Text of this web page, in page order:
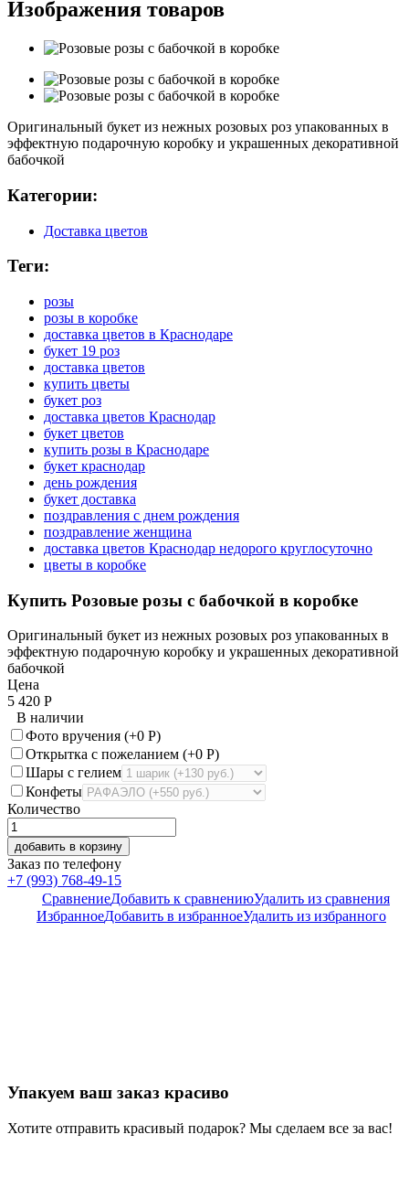
Изображения товаров
Оригинальный букет из нежных розовых роз упакованных в
эффектную подарочную коробку и украшенных декоративной
бабочкой
Категории:
Доставка цветов
Теги:
розы
розы в коробке
доставка цветов в Краснодаре
букет 19 роз
доставка цветов
купить цветы
букет роз
доставка цветов Краснодар
букет цветов
купить розы в Краснодаре
букет краснодар
день рождения
букет доставка
поздравления с днем рождения
поздравление женщина
доставка цветов Краснодар недорого круглосуточно
цветы в коробке
Купить Розовые розы с бабочкой в коробке
Оригинальный букет из нежных розовых роз упакованных в
эффектную подарочную коробку и украшенных декоративной
бабочкой
Цена
5 420 Р
В наличии
Фото вручения (+0 Р)
Открытка с пожеланием (+0 Р)
Шары с гелием
Конфеты
Количество
добавить в корзину
Заказ по телефону
+7 (993) 768-49-15
СравнениеДобавить к сравнениюУдалить из сравнения
ИзбранноеДобавить в избранноеУдалить из избранного
Упакуем ваш заказ красиво
Хотите отправить красивый подарок? Мы сделаем все за вас!